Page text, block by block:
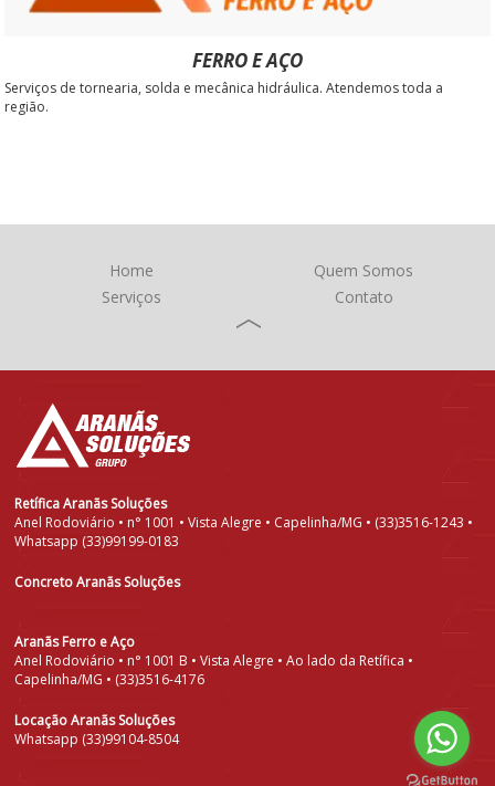
FERRO E AÇO
Serviços de tornearia, solda e mecânica hidráulica. Atendemos toda a
região.
Home
Quem Somos
Serviços
Contato
Retífica Aranãs Soluções
Anel Rodoviário • n° 1001 • Vista Alegre • Capelinha/MG • (33)3516-1243 •
Whatsapp (33)99199-0183
Concreto Aranãs Soluções
Aranãs Ferro e Aço
Anel Rodoviário • n° 1001 B • Vista Alegre • Ao lado da Retífica •
Capelinha/MG • (33)3516-4176
Locação Aranãs Soluções
Whatsapp (33)99104-8504